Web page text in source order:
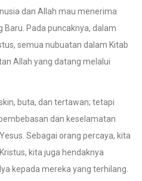
dan Allah mau menerima
Pada puncaknya, dalam
semua nubuatan dalam Kitab
Allah yang datang melalui
buta, dan tertawan; tetapi
dan keselamatan
Sebagai orang percaya, kita
kita juga hendaknya
kepada mereka yang terhilang.